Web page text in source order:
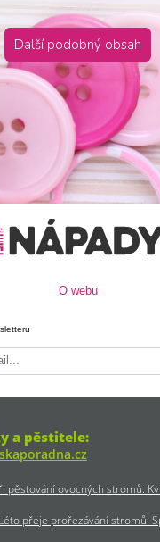
Další podobný obsah
O webu
a pěstitele:
pěstování ovocných stromů:
Léto přeje prořezávání stromů.